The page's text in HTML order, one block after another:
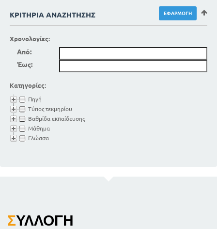
ΚΡΙΤΉΡΙΑ ΑΝΑΖΉΤΗΣΗΣ
Χρονολογίες:
Από:
Έως:
Κατηγορίες:
Πηγή
Τύπος τεκμηρίου
Βαθμίδα εκπαίδευσης
Μάθημα
Γλώσσα
ΣΥΛΛΟΓΉ